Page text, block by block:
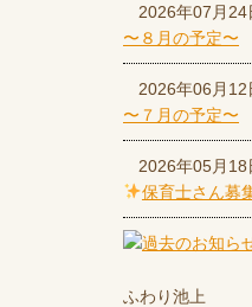
2026年07月24
〜８月の予定〜
2026年06月12
〜７月の予定〜
2026年05月18
保育士さん募
ふわり池上